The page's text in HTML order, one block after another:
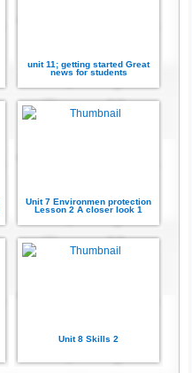
unit 11; getting started Great
news for students
Unit 7 Environmen protection
Lesson 2 A closer look 1
Unit 8 Skills 2